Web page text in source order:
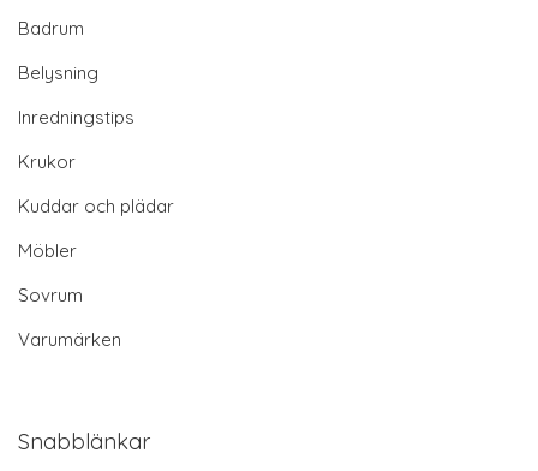
Badrum
Belysning
Inredningstips
Krukor
Kuddar och plädar
Möbler
Sovrum
Varumärken
Snabblänkar